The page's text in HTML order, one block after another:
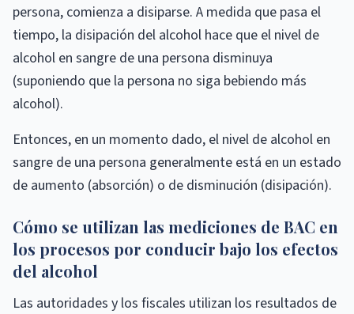
persona, comienza a disiparse. A medida que pasa el
tiempo, la disipación del alcohol hace que el nivel de
alcohol en sangre de una persona disminuya
(suponiendo que la persona no siga bebiendo más
alcohol).
Entonces, en un momento dado, el nivel de alcohol en
sangre de una persona generalmente está en un estado
de aumento (absorción) o de disminución (disipación).
Cómo se utilizan las mediciones de BAC en
los procesos por conducir bajo los efectos
del alcohol
Las autoridades y los fiscales utilizan los resultados de